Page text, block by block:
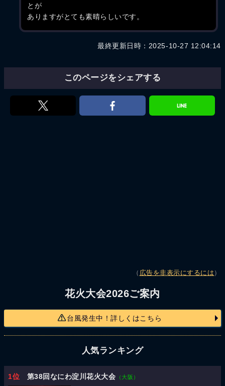
とが
ありますがとても素晴らしいです。
最終更新日時：2025-10-27 12:04:14
このページをシェアする
（ 広告を非表示にするには ）
花火大会2026ご案内
台風発生中！詳しくはこちら
人気ランキング
1位 第38回なにわ淀川花火大会 （大阪）